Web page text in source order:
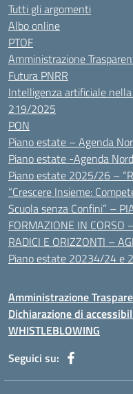
Tutti gli argomenti
Albo online
PTOF
Amministrazione
Futura PNRR
Intelligenza artificiale
219/2025
PON
Piano estate – Agenda
Piano estate -Agenda Nord
Piano estate 2025/26 –
“Crescere Insieme:
Scuola senza Confini” –
FORMAZIONE IN
RADICI E ORIZZONTI –
Piano estate 20234/24 e
Amministrazione
Dichiarazione di
WHISTLEBLOWING
Seguici su: